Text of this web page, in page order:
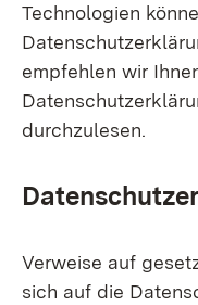
Technologien
empfehlen wir
durchzulesen.
Verweise auf
sich auf die